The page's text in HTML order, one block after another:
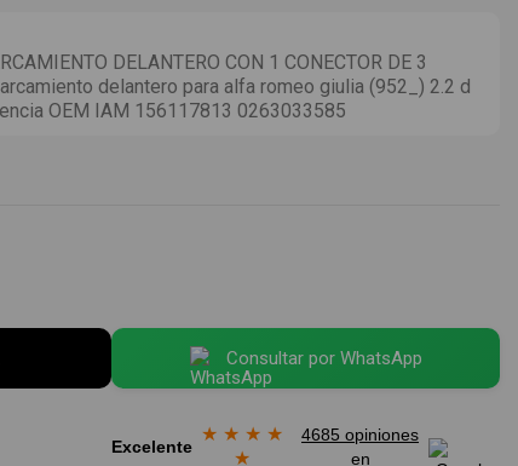
DELANTERO CON 1 CONECTOR DE 3
delantero para alfa romeo giulia (952_) 2.2 d
OEM IAM 156117813 0263033585
Consultar por WhatsApp
Excelente
★ ★ ★ ★
★
4685 opiniones
en